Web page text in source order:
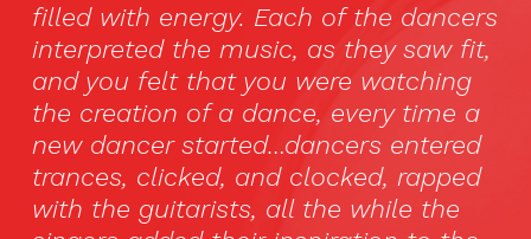
filled with energy. Each of the dancers
interpreted the music, as they saw fit,
and you felt that you were watching
the creation of a dance, every time a
new dancer started…dancers entered
trances, clicked, and clocked, rapped
with the guitarists, all the while the